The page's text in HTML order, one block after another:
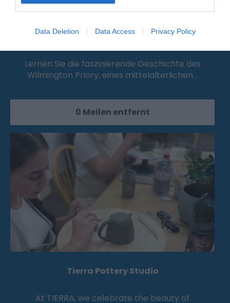
Data Deletion Data Access Privacy Policy
Wilmington Priory
Lernen Sie die faszinierende Geschichte des
Wilmington Priory, eines mittelalterlichen…
0 Meilen entfernt
Tierra Pottery Studio
At TIERRA, we celebrate the beauty of